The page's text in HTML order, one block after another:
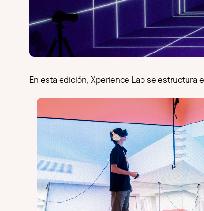
En esta edición, Xperience Lab se